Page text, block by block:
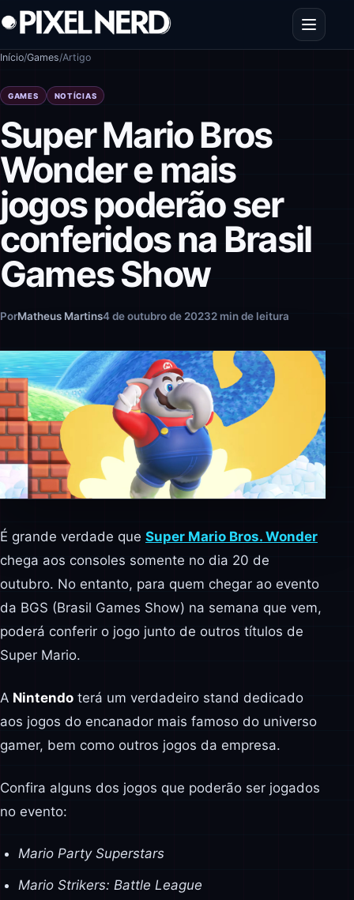
Pular para o conteúdo
Abrir
Início/Games/Artigo
GAMES NOTÍCIAS
Super Mario Bros
Wonder e mais
jogos poderão ser
conferidos na Brasil
Games Show
PorMatheus Martins4 de outubro de 20232 min de leitura
É grande verdade que Super Mario Bros. Wonder
chega aos consoles somente no dia 20 de
outubro. No entanto, para quem chegar ao evento
da BGS (Brasil Games Show) na semana que vem,
poderá conferir o jogo junto de outros títulos de
Super Mario.
A Nintendo terá um verdadeiro stand dedicado
aos jogos do encanador mais famoso do universo
gamer, bem como outros jogos da empresa.
Confira alguns dos jogos que poderão ser jogados
no evento:
Mario Party Superstars
Mario Strikers: Battle League